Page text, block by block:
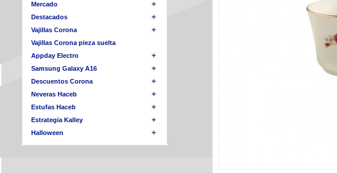
Mercado
Destacados
Vajillas Corona
Vajillas Corona pieza suelta
Appday Electro
Samsung Galaxy A16
Descuentos Corona
Neveras Haceb
Estufas Haceb
Estrategia Kalley
Halloween